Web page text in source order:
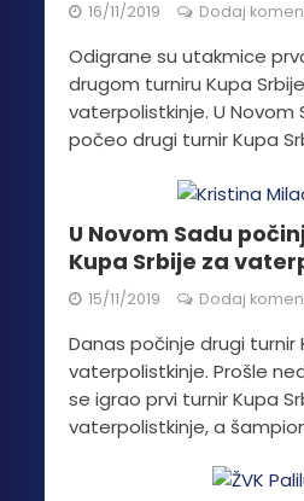
16/11/2019 Dodaj
Odigrane su utakmice
drugom turniru Kupa
vaterpolistkinje. U Novom
počeo drugi turnir Kupa
U Novom Sadu
Kupa Srbije za
15/11/2019 Dodaj
Danas počinje drugi turnir
vaterpolistkinje. Prošle
se igrao prvi turnir Kupa
vaterpolistkinje, a